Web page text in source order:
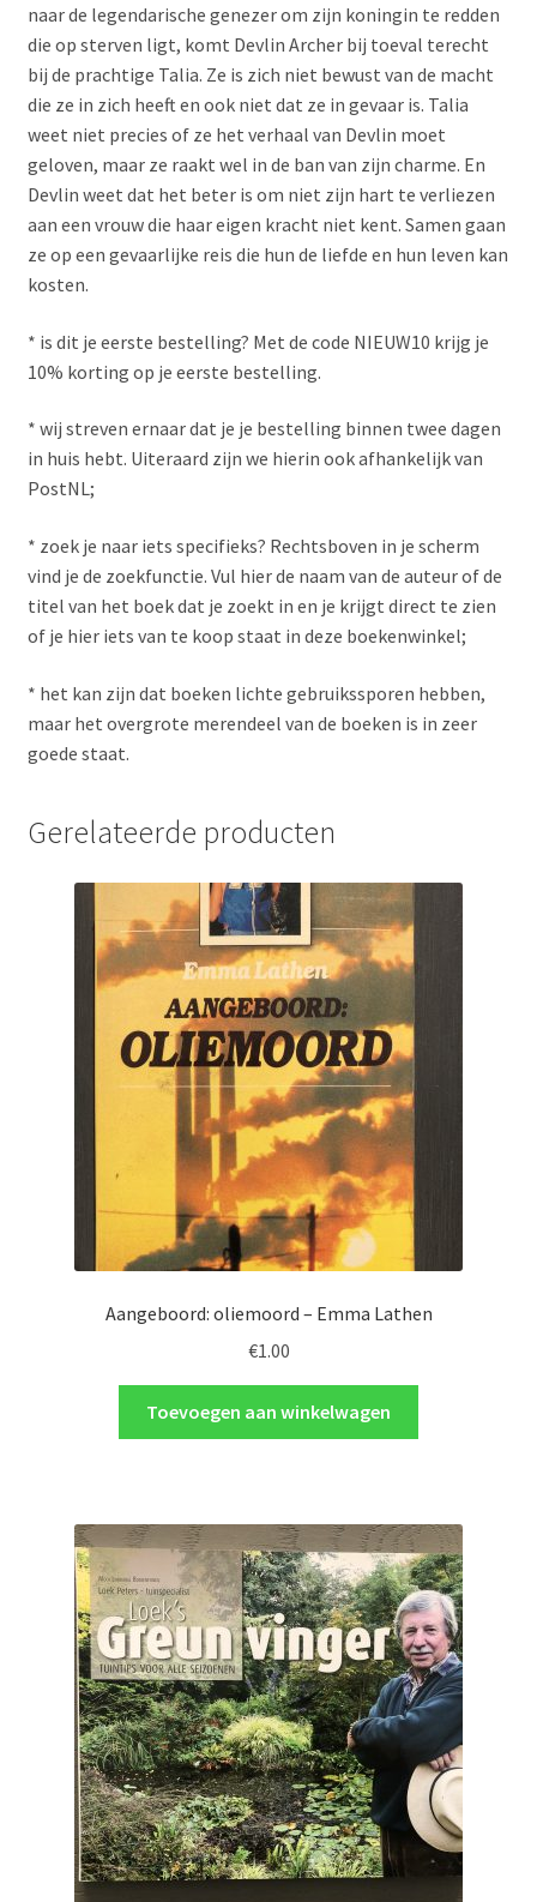
naar de legendarische genezer om zijn koningin te redden
die op sterven ligt, komt Devlin Archer bij toeval terecht
bij de prachtige Talia. Ze is zich niet bewust van de macht
die ze in zich heeft en ook niet dat ze in gevaar is. Talia
weet niet precies of ze het verhaal van Devlin moet
geloven, maar ze raakt wel in de ban van zijn charme. En
Devlin weet dat het beter is om niet zijn hart te verliezen
aan een vrouw die haar eigen kracht niet kent. Samen gaan
ze op een gevaarlijke reis die hun de liefde en hun leven kan
kosten.
* is dit je eerste bestelling? Met de code NIEUW10 krijg je
10% korting op je eerste bestelling.
* wij streven ernaar dat je je bestelling binnen twee dagen
in huis hebt. Uiteraard zijn we hierin ook afhankelijk van
PostNL;
* zoek je naar iets specifieks? Rechtsboven in je scherm
vind je de zoekfunctie. Vul hier de naam van de auteur of de
titel van het boek dat je zoekt in en je krijgt direct te zien
of je hier iets van te koop staat in deze boekenwinkel;
* het kan zijn dat boeken lichte gebruikssporen hebben,
maar het overgrote merendeel van de boeken is in zeer
goede staat.
Gerelateerde producten
Aangeboord: oliemoord – Emma Lathen
€1.00
Toevoegen aan winkelwagen